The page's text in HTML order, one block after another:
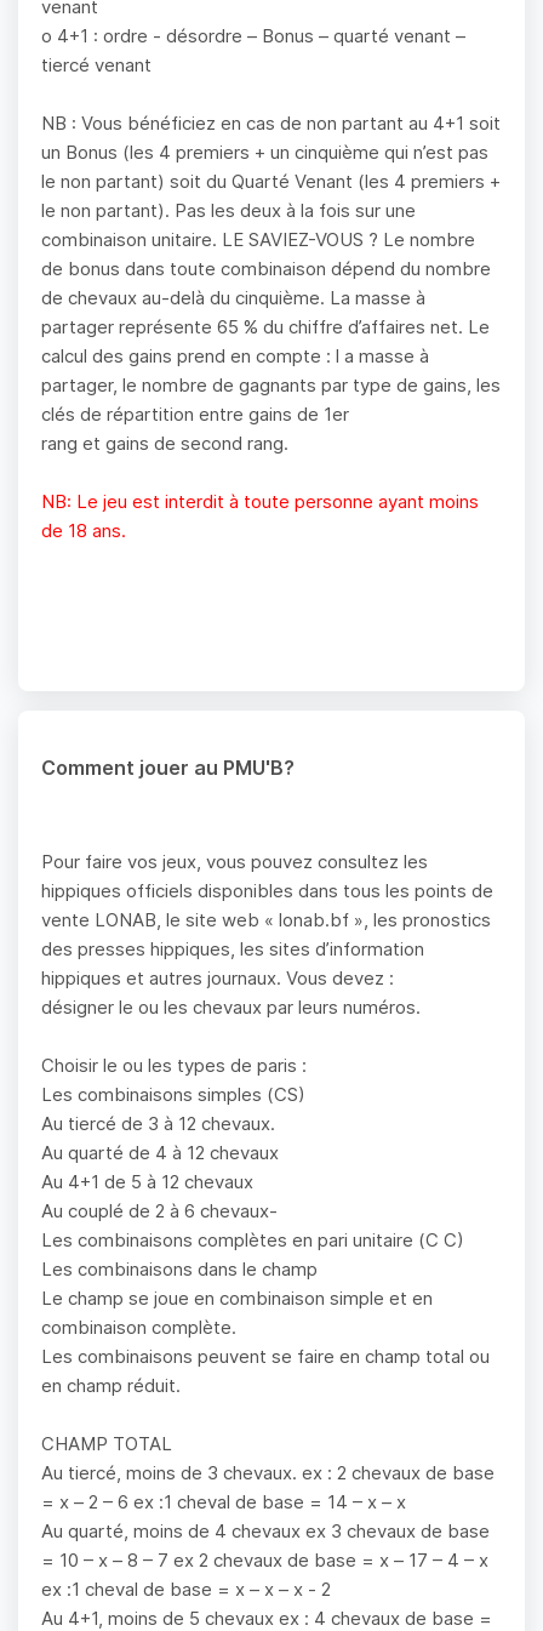
venant
o 4+1 : ordre - désordre – Bonus – quarté venant –
tiercé venant
NB : Vous bénéficiez en cas de non partant au 4+1 soit
un Bonus (les 4 premiers + un cinquième qui n’est pas
le non partant) soit du Quarté Venant (les 4 premiers +
le non partant). Pas les deux à la fois sur une
combinaison unitaire. LE SAVIEZ-VOUS ? Le nombre
de bonus dans toute combinaison dépend du nombre
de chevaux au-delà du cinquième. La masse à
partager représente 65 % du chiffre d’affaires net. Le
calcul des gains prend en compte : l a masse à
partager, le nombre de gagnants par type de gains, les
clés de répartition entre gains de 1er
rang et gains de second rang.
NB: Le jeu est interdit à toute personne ayant moins
de 18 ans.
Comment jouer au PMU'B?
Pour faire vos jeux, vous pouvez consultez les
hippiques officiels disponibles dans tous les points de
vente LONAB, le site web « lonab.bf », les pronostics
des presses hippiques, les sites d’information
hippiques et autres journaux. Vous devez :
désigner le ou les chevaux par leurs numéros.
Choisir le ou les types de paris :
Les combinaisons simples (CS)
Au tiercé de 3 à 12 chevaux.
Au quarté de 4 à 12 chevaux
Au 4+1 de 5 à 12 chevaux
Au couplé de 2 à 6 chevaux-
Les combinaisons complètes en pari unitaire (C C)
Les combinaisons dans le champ
Le champ se joue en combinaison simple et en
combinaison complète.
Les combinaisons peuvent se faire en champ total ou
en champ réduit.
CHAMP TOTAL
Au tiercé, moins de 3 chevaux. ex : 2 chevaux de base
= x – 2 – 6 ex :1 cheval de base = 14 – x – x
Au quarté, moins de 4 chevaux ex 3 chevaux de base
= 10 – x – 8 – 7 ex 2 chevaux de base = x – 17 – 4 – x
ex :1 cheval de base = x – x – x - 2
Au 4+1, moins de 5 chevaux ex : 4 chevaux de base =